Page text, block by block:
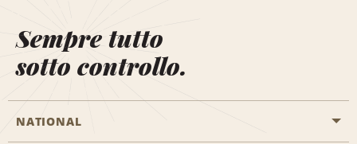
Sempre tutto
sotto controllo.
NATIONAL